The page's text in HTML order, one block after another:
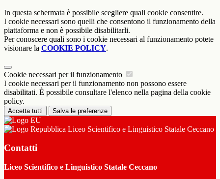
In questa schermata è possibile scegliere quali cookie consentire.
I cookie necessari sono quelli che consentono il funzionamento della
piattaforma e non è possibile disabilitarli.
Per conoscere quali sono i cookie necessari al funzionamento potete
visionare la COOKIE POLICY.
Cookie necessari per il funzionamento
I cookie necessari per il funzionamento non possono essere
disabilitati. È possibile consultare l'elenco nella pagina della cookie
policy.
Accetta tutti Salva le preferenze
Liceo Scientifico e Linguistico Statale Ceccano
Contatti
Liceo Scientifico e Linguistico Statale Ceccano